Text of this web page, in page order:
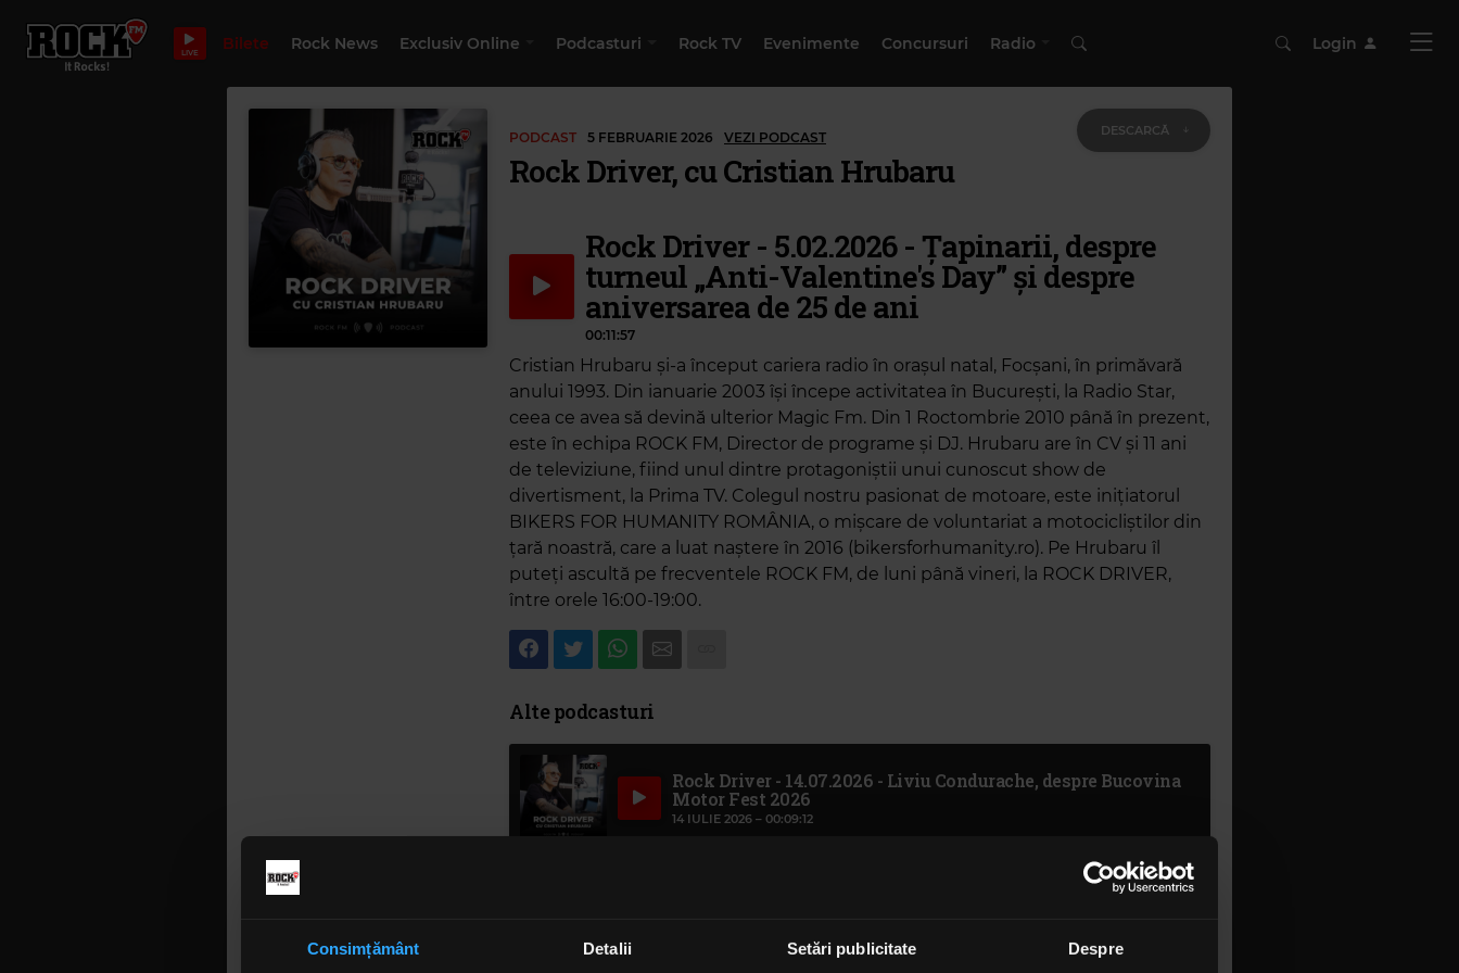
Consimțământ Detalii Setări publicitate Despre
LIVE Bilete Rock News Exclusiv Online Podcasturi Rock TV Evenimente Concursuri Radio Login
PODCAST 5 FEBRUARIE 2026 VEZI PODCAST
Rock Driver, cu Cristian Hrubaru
Rock Driver - 5.02.2026 - Țapinarii, despre
turneul „Anti-Valentine's Day” și despre
aniversarea de 25 de ani
00:11:57
Cristian Hrubaru și-a început cariera radio în orașul natal, Focșani, în primăvară
anului 1993. Din ianuarie 2003 își începe activitatea în București, la Radio Star,
ceea ce avea să devină ulterior Magic Fm. Din 1 Roctombrie 2010 până în prezent,
este în echipa ROCK FM, Director de programe și DJ. Hrubaru are în CV și 11 ani
de televiziune, fiind unul dintre protagoniștii unui cunoscut show de
divertisment, la Prima TV. Colegul nostru pasionat de motoare, este inițiatorul
BIKERS FOR HUMANITY ROMÂNIA, o mișcare de voluntariat a motocicliștilor din
țară noastră, care a luat naștere în 2016 (bikersforhumanity.ro). Pe Hrubaru îl
puteți ascultă pe frecventele ROCK FM, de luni până vineri, la ROCK DRIVER,
între orele 16:00-19:00.
DESCARCĂ
Alte podcasturi
Rock Driver - 14.07.2026 - Liviu Condurache, despre Bucovina
Motor Fest 2026
14 IULIE 2026 – 00:09:12
Rock Driver - 9.07.2026 - Mirela Caracote & Mihai Stan, despre